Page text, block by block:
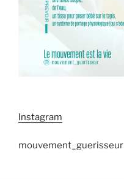
Instagram
mouvement_guerisseur